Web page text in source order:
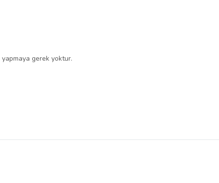
yapmaya gerek yoktur.